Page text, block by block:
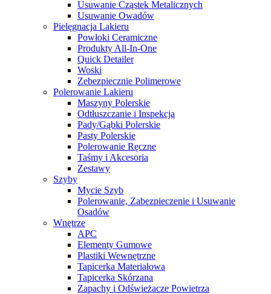
Usuwanie Cząstek Metalicznych
Usuwanie Owadów
Pielęgnacja Lakieru
Powłoki Ceramiczne
Produkty All-In-One
Quick Detailer
Woski
Zebezpiecznie Polimerowe
Polerowanie Lakieru
Maszyny Polerskie
Odtłuszczanie i Inspekcja
Pady/Gąbki Polerskie
Pasty Polerskie
Polerowanie Ręczne
Taśmy i Akcesoria
Zestawy
Szyby
Mycie Szyb
Polerowanie, Zabezpieczenie i Usuwanie
Osadów
Wnętrze
APC
Elementy Gumowe
Plastiki Wewnętrzne
Tapicerka Materiałowa
Tapicerka Skórzana
Zapachy i Odświeżacze Powietrza